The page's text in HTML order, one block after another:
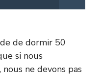
de dormir 50
si nous
nous ne devons pas